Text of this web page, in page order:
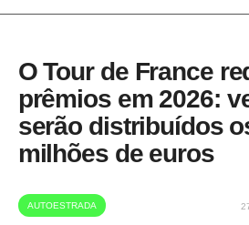
O Tour de France
prêmios em 2026:
serão distribuídos
milhões de euros
AUTOESTRADA